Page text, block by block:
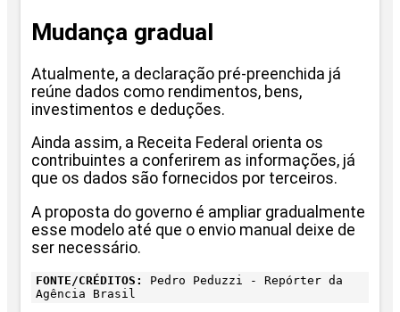
Mudança gradual
Atualmente, a declaração pré-preenchida já
reúne dados como rendimentos, bens,
investimentos e deduções.
Ainda assim, a Receita Federal orienta os
contribuintes a conferirem as informações, já
que os dados são fornecidos por terceiros.
A proposta do governo é ampliar gradualmente
esse modelo até que o envio manual deixe de
ser necessário.
FONTE/CRÉDITOS:
Pedro Peduzzi - Repórter da
Agência Brasil